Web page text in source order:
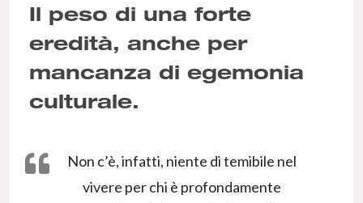
Il peso di una forte
eredità, anche per
mancanza di egemonia
culturale.
Non c’è, infatti, niente di temibile nel
vivere per chi è profondamente